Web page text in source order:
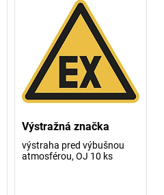
Výstražná značka
výstraha pred výbušnou
atmosférou, OJ 10 ks